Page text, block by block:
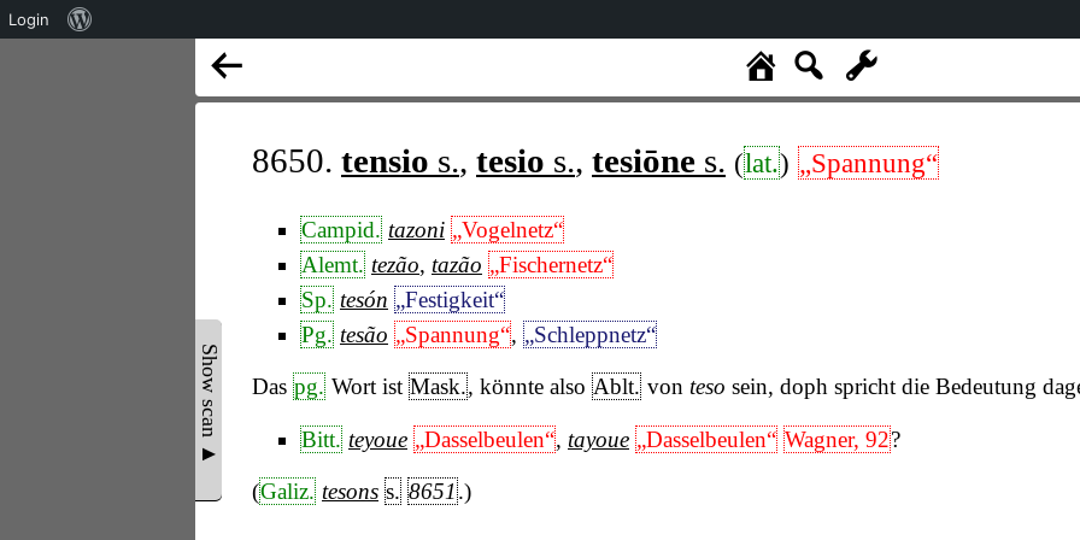
Show scan ▲
8650. tensio s., tesio s., tesiōne s. (lat.) „Spannung“
Campid. tazoni „Vogelnetz“
Alemt. tezão, tazão „Fischernetz“
Sp. tesón „Festigkeit“
Pg. tesão „Spannung“, „Schleppnetz“
Das pg. Wort ist Mask., könnte also Ablt. von teso sein, doph spricht die Bedeutung
Bitt. teyoue „Dasselbeulen“, tayoue „Dasselbeulen“ Wagner, 92?
(Galiz. tesons s. 8651 .)
Login